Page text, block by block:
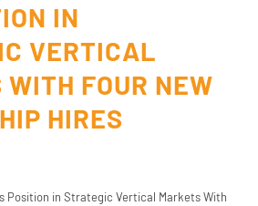
IN
VERTICAL
FOUR NEW
HIRES
Position in Strategic Vertical Markets With